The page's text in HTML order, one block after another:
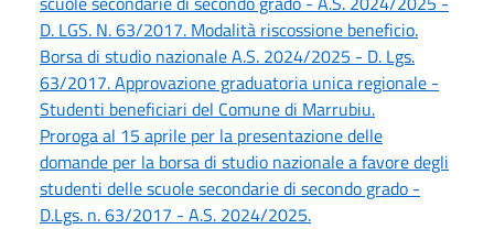
D. LGS. N. 63/2017. Modalità riscossione beneficio.
Borsa di studio nazionale A.S. 2024/2025 - D. Lgs.
63/2017. Approvazione graduatoria unica regionale -
Studenti beneficiari del Comune di Marrubiu.
Proroga al 15 aprile per la presentazione delle
domande per la borsa di studio nazionale a favore degli
studenti delle scuole secondarie di secondo grado -
D.Lgs. n. 63/2017 - A.S. 2024/2025.